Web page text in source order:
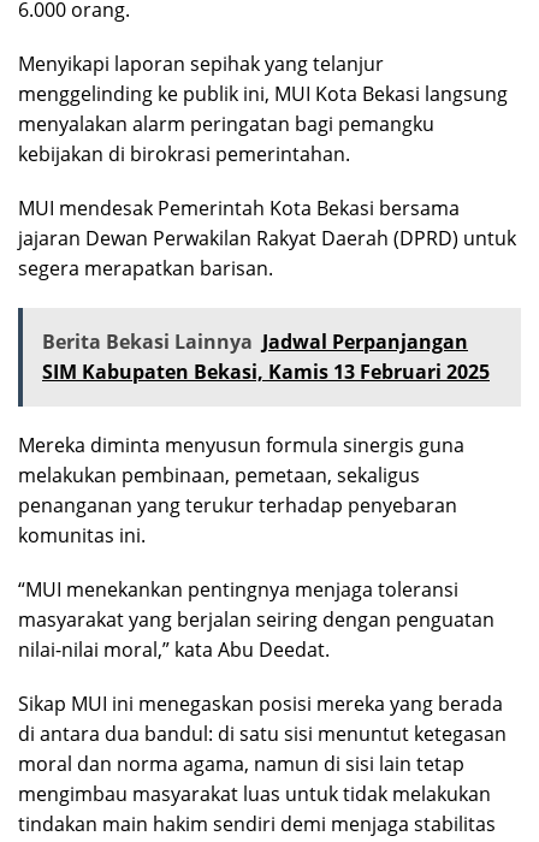
6.000 orang.
Menyikapi laporan sepihak yang telanjur
menggelinding ke publik ini, MUI Kota Bekasi langsung
menyalakan alarm peringatan bagi pemangku
kebijakan di birokrasi pemerintahan.
MUI mendesak Pemerintah Kota Bekasi bersama
jajaran Dewan Perwakilan Rakyat Daerah (DPRD) untuk
segera merapatkan barisan.
Berita Bekasi Lainnya Jadwal Perpanjangan
SIM Kabupaten Bekasi, Kamis 13 Februari 2025
Mereka diminta menyusun formula sinergis guna
melakukan pembinaan, pemetaan, sekaligus
penanganan yang terukur terhadap penyebaran
komunitas ini.
“MUI menekankan pentingnya menjaga toleransi
masyarakat yang berjalan seiring dengan penguatan
nilai-nilai moral,” kata Abu Deedat.
Sikap MUI ini menegaskan posisi mereka yang berada
di antara dua bandul: di satu sisi menuntut ketegasan
moral dan norma agama, namun di sisi lain tetap
mengimbau masyarakat luas untuk tidak melakukan
tindakan main hakim sendiri demi menjaga stabilitas